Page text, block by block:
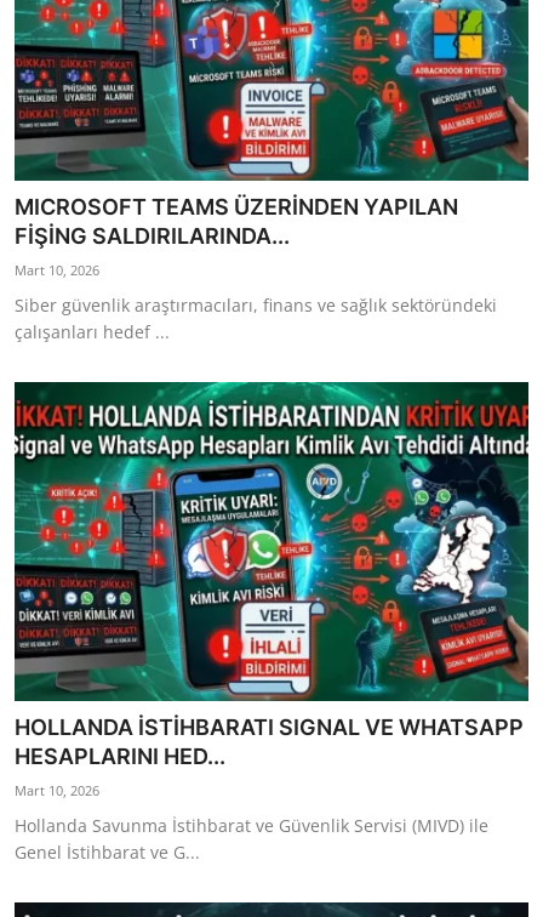
MICROSOFT TEAMS ÜZERİNDEN YAPILAN
FİŞİNG SALDIRILARINDA...
Mart 10, 2026
Siber güvenlik araştırmacıları, finans ve sağlık sektöründeki
çalışanları hedef ...
HOLLANDA İSTİHBARATI SIGNAL VE WHATSAPP
HESAPLARINI HED...
Mart 10, 2026
Hollanda Savunma İstihbarat ve Güvenlik Servisi (MIVD) ile
Genel İstihbarat ve G...